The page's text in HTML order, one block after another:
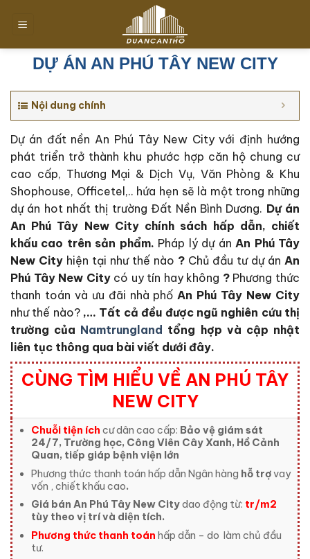
đến
DỰ ÁN AN PHÚ TÂY NEW CITY
Nội dung chính
Dự án đất nền An Phú Tây New City với định hướng
phát triển trở thành khu phước hợp căn hộ chung cư
cao cấp, Thương Mại & Dịch Vụ, Văn Phòng & Khu
Shophouse, Officetel,.. hứa hẹn sẽ là một trong những
dự án hot nhất thị trường Đất Nền Bình Dương. Dự án
An Phú Tây New City chính sách hấp dẫn, chiết
khấu cao trên sản phẩm. Pháp lý dự ánAn Phú Tây
New City hiện tại như thế nào ? Chủ đầu tư dự án An
Phú Tây New City có uy tín hay không ? Phương thức
thanh toán và ưu đãi nhà phốAn Phú Tây New City
như thế nào? ,… Tất cả đều được ngũ nghiên cứu thị
trường của Namtrungland tổng hợp và cập nhật
liên tục thông qua bài viết dưới đây.
CÙNG TÌM HIỂU VỀ AN PHÚ TÂY
NEW CITY
Chuỗi tiện ích cư dân cao cấp: Bảo vệ giám sát
24/7, Trường học, Công Viên Cây Xanh, Hồ Cảnh
Quan, tiếp giáp bệnh viện lớn
Phương thức thanh toán hấp dẫn Ngân hàng hỗ trợvay
vốn , chiết khấu cao.
Giá bán An Phú Tây New Citydao động từ: tr/m2
tùy theo vị trí và diện tích.
Phương thức thanh toán hấp dẫn – do làm chủ đầu
tư.